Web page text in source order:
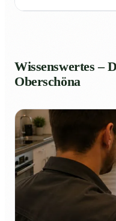
Wissenswertes –
Oberschöna